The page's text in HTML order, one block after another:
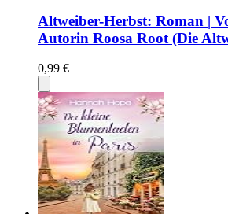
Altweiber-Herbst: Roman |
Autorin Roosa Root (Die
0,99 €